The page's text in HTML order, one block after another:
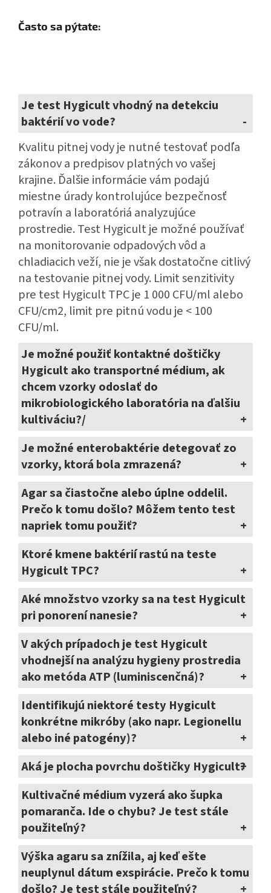
Často sa pýtate:
Je test Hygicult vhodný na detekciu
baktérií vo vode?
Kvalitu pitnej vody je nutné testovať podľa
zákonov a predpisov platných vo vašej
krajine. Ďalšie informácie vám podajú
miestne úrady kontrolujúce bezpečnosť
potravín a laboratóriá analyzujúce
prostredie. Test Hygicult je možné používať
na monitorovanie odpadových vôd a
chladiacich veží, nie je však dostatočne citlivý
na testovanie pitnej vody. Limit senzitivity
pre test Hygicult TPC je 1 000 CFU/ml alebo
CFU/cm2, limit pre pitnú vodu je < 100
CFU/ml.
Je možné použiť kontaktné doštičky
Hygicult ako transportné médium, ak
chcem vzorky odoslať do
mikrobiologického laboratória na ďalšiu
kultiváciu?/
Je možné enterobaktérie detegovať zo
vzorky, ktorá bola zmrazená?
Agar sa čiastočne alebo úplne oddelil.
Prečo k tomu došlo? Môžem tento test
napriek tomu použiť?
Ktoré kmene baktérií rastú na teste
Hygicult TPC?
Aké množstvo vzorky sa na test Hygicult
pri ponorení nanesie?
V akých prípadoch je test Hygicult
vhodnejší na analýzu hygieny prostredia
ako metóda ATP (luminiscenčná)?
Identifikujú niektoré testy Hygicult
konkrétne mikróby (ako napr. Legionellu
alebo iné patogény)?
Aká je plocha povrchu doštičky Hygicult?
Kultivačné médium vyzerá ako šupka
pomaranča. Ide o chybu? Je test stále
použiteľný?
Výška agaru sa znížila, aj keď ešte
neuplynul dátum exspirácie. Prečo k tomu
došlo? Je test stále použiteľný?